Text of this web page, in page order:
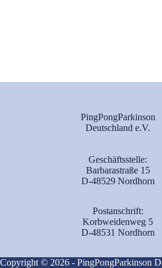
PingPongParkinson
Deutschland e.V.
Geschäftsstelle:
Barbarastraße 15
D-48529 Nordhorn
Postanschrift:
Korbweidenweg 5
D-48531 Nordhorn
Copyright © 2026 - PingPongParkinson